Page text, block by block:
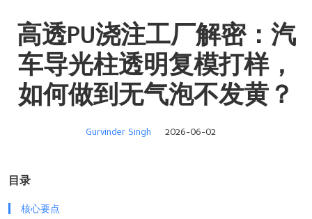
高透PU浇注工厂解密：汽
车导光柱透明复模打样，
如何做到无气泡不发黄？
Gurvinder Singh 2026-06-02
目录
核心要点